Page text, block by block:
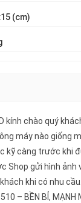
(cm)
kính chào quý
máy nào giống
kỹ càng trước khi
Shop gửi hình
khi có nhu cầu.
– BỀN BỈ, MẠNH